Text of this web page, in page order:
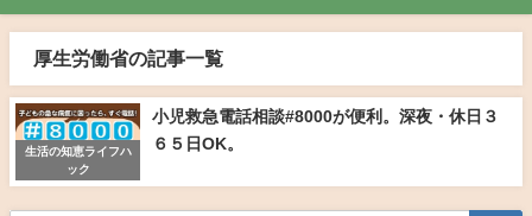
厚生労働省の記事一覧
生活の知恵ライフハ
ック
小児救急電話相談#8000が便利。深夜・休日３
６５日OK。